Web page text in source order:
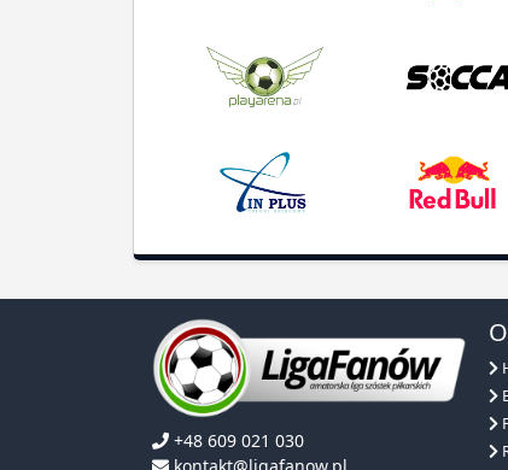
+48 609 021 030
kontakt@ligafanow.pl